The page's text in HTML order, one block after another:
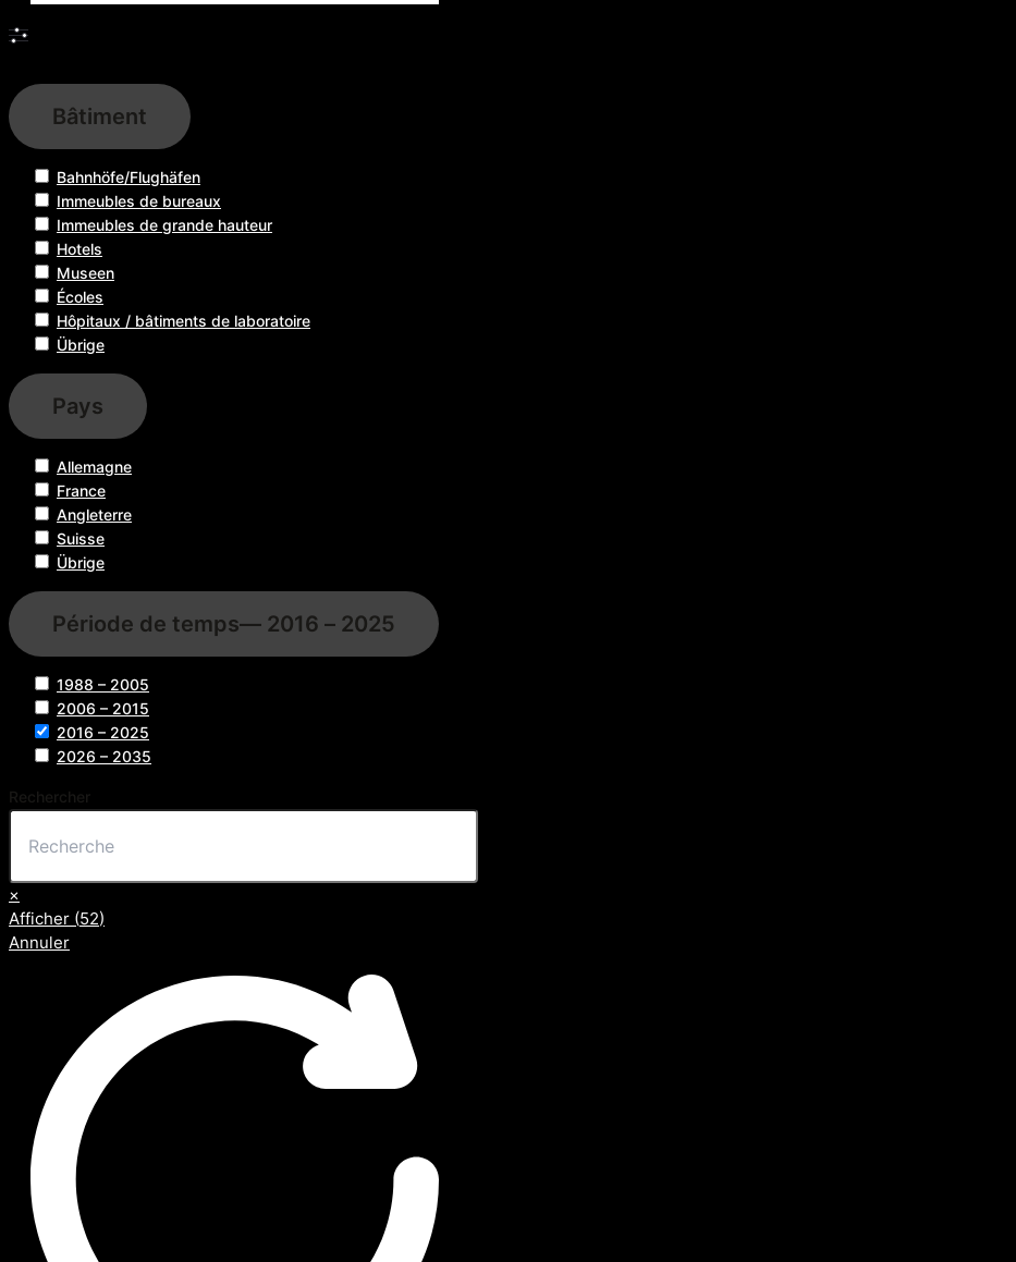
Bâtiment
Bahnhöfe/Flughäfen
Immeubles de bureaux
Immeubles de grande hauteur
Hotels
Museen
Écoles
Hôpitaux / bâtiments de laboratoire
Übrige
Pays
Allemagne
France
Angleterre
Suisse
Übrige
Période de temps— 2016 – 2025
1988 – 2005
2006 – 2015
2016 – 2025
2026 – 2035
Rechercher
×
Afficher (52)
Annuler